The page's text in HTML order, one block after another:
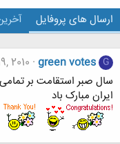
ارسال های پروفایل
G
green votes
2010
سال صبر استقامت بر
ایران مبارک باد